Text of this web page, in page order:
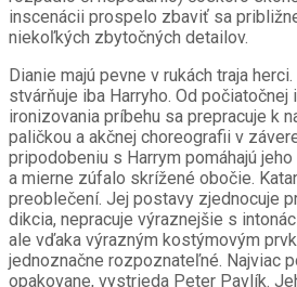
inscenácii prospelo zbaviť sa
niekoľkých zbytočných detailov.
Dianie majú pevne v rukách traja
stvárňuje iba Harryho. Od počiatočnej
ironizovania príbehu sa prepracuje k
paličkou a akčnej choreografii v
pripodobeniu s Harrym pomáhajú
a mierne zúfalo skrížené obočie.
preoblečení. Jej postavy zjednocuje
dikcia, nepracuje výraznejšie s
ale vďaka výrazným kostýmovým
jednoznačne rozpoznateľné. Najviac
opakovane, vystrieda Peter Pavlík.